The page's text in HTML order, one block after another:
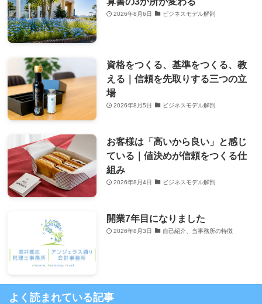
2026年8月6日 ビジネスモデル解剖
資格をつくる、基準をつくる、教
える｜信頼を先取りする三つの立
場
2026年8月5日 ビジネスモデル解剖
お客様は「高いから良い」と感じ
ている｜値決めが信頼をつくる仕
組み
2026年8月4日 ビジネスモデル解剖
開業7年目になりました
2026年8月3日 自己紹介、当事務所の特徴
よく読まれている記事